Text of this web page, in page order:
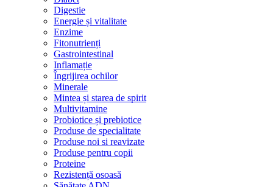
Digestie
Energie și vitalitate
Enzime
Fitonutrienți
Gastrointestinal
Inflamație
Îngrijirea ochilor
Minerale
Mintea și starea de spirit
Multivitamine
Probiotice și prebiotice
Produse de specialitate
Produse noi si reavizate
Produse pentru copii
Proteine
Rezistență osoasă